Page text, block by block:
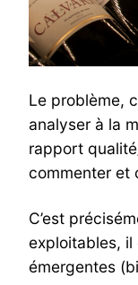
Le problème,
analyser à la
rapport
commenter et
C’est
exploitables,
émergentes